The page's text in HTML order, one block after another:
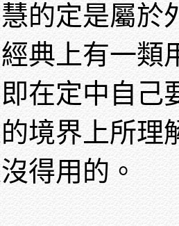
的定是屬於
典上有一類
在定中自己
境界上所理
得用的。